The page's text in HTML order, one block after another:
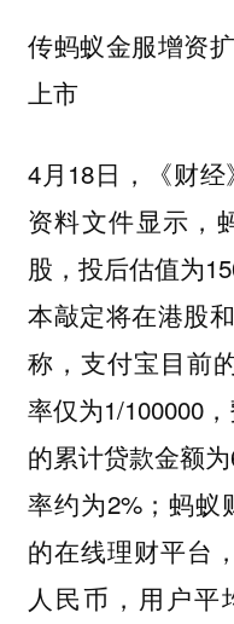
传蚂蚁金服增资
上市
4月18日，《财
资料文件显示，
股，投后估值为
本敲定将在港股
称， 支付宝 目前
率仅为1/100000
的累计贷款金额
率约为2%；蚂蚁
的在线理财平台
人民币，用户